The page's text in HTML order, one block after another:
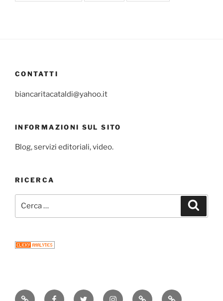
CONTATTI
biancaritacataldi@yahoo.it
INFORMAZIONI SUL SITO
Blog, servizi editoriali, video.
RICERCA
Consigli FacebookTwitter InstagramEmail Newsletter